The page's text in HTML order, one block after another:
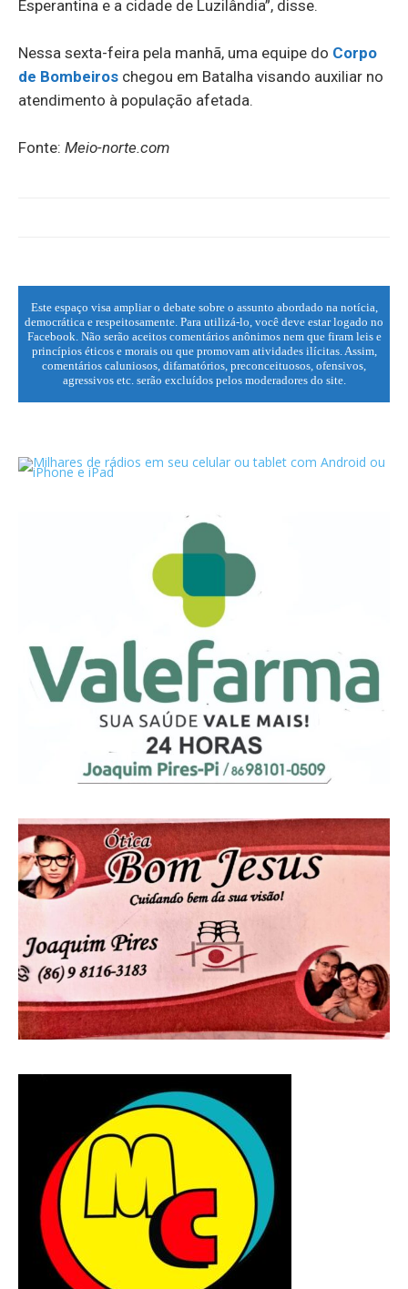
Esperantina e a cidade de Luzilândia”, disse.
Nessa sexta-feira pela manhã, uma equipe do Corpo
de Bombeiros chegou em Batalha visando auxiliar no
atendimento à população afetada.
Fonte: Meio-norte.com
Este espaço visa ampliar o debate sobre o assunto abordado na notícia,
democrática e respeitosamente. Para utilizá-lo, você deve estar logado no
Facebook. Não serão aceitos comentários anônimos nem que firam leis e
princípios éticos e morais ou que promovam atividades ilícitas. Assim,
comentários caluniosos, difamatórios, preconceituosos, ofensivos,
agressivos etc. serão excluídos pelos moderadores do site.